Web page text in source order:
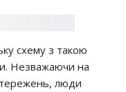
схему з такою
Незважаючи на
люди